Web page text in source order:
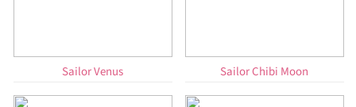
Sailor Venus Sailor Chibi Moon